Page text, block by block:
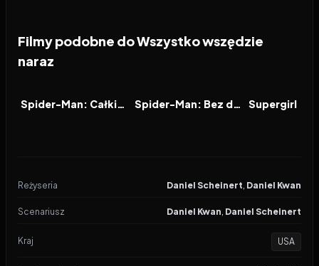
Filmy podobne do Wszystko wszędzie
naraz
FILM Spider-Man: Całkiem nowy dzień FILM Spider-Man: Bez drogi do domu FILM
Supergirl
Reżyseria Daniel Scheinert, Daniel Kwan
Scenariusz Daniel Kwan, Daniel Scheinert
Kraj USA